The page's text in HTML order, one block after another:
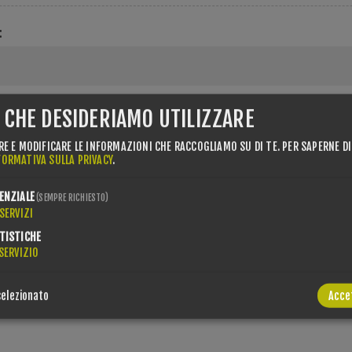
di partita IVA con prefisso internazionale (ad esempio "IT 111
DESIDERIAMO UTILIZZARE
E MODIFICARE LE INFORMAZIONI CHE RACCOGLIAMO SU DI TE. PER SAPERNE
SULLA PRIVACY.
(SEMPRE RICHIESTO)
SERVIZI
SERVIZIO